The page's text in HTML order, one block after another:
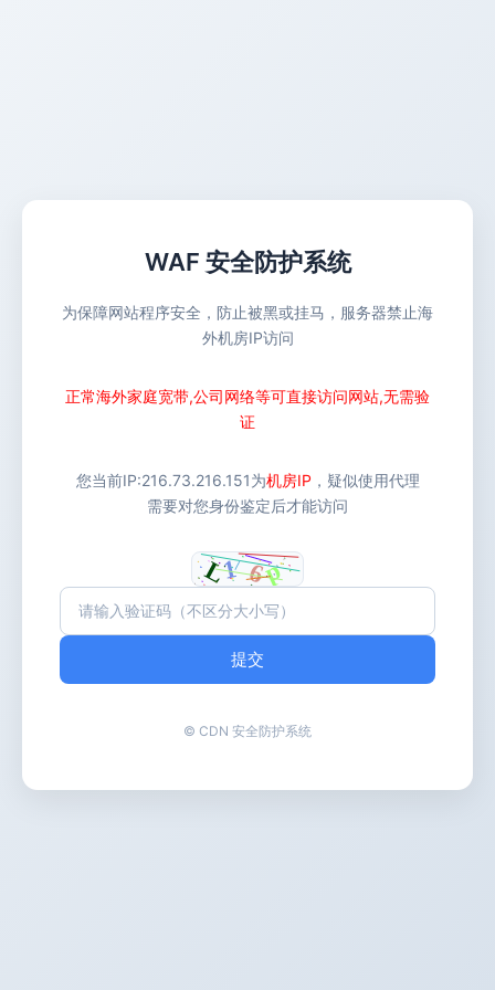
WAF 安全防护系统
为保障网站程序安全，防止被黑或挂马，服务器禁止海
外机房IP访问
正常海外家庭宽带,公司网络等可直接访问网站,无需验
证
您当前IP:216.73.216.151为机房IP ，疑似使用代理
需要对您身份鉴定后才能访问
提交
© CDN 安全防护系统